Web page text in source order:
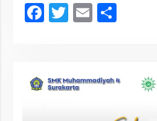
Facebook
Twitter
EmailShare